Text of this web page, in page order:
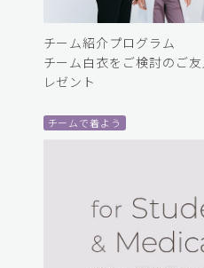
チーム紹介プログラム
チーム白衣をご検討のご
レゼント
チームで着よう